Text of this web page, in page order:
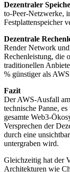
Dezentraler
to-Peer-Netzwerke,
Festplattenspeicher
Dezentrale
Render Network
Rechenleistung, die
traditionellen
% günstiger als
Fazit
Der AWS-Ausfall
technische Panne,
gesamte Web3-
Versprechen der
durch eine
untergraben wird.
Gleichzeitig hat der
Architekturen wie